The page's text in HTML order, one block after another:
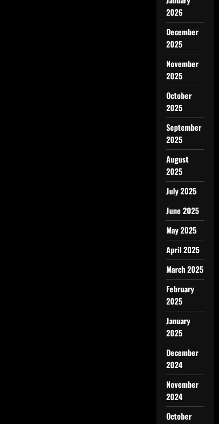
2026
December
2025
November
2025
October
2025
September
2025
August
2025
July 2025
June 2025
May 2025
April 2025
March 2025
February
2025
January
2025
December
2024
November
2024
October